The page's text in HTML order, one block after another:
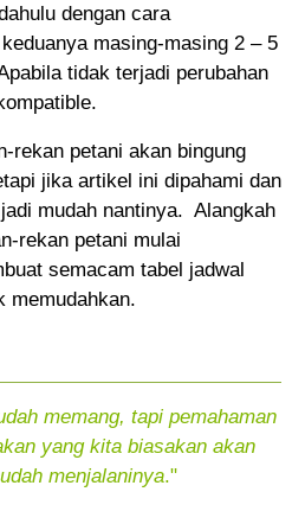
dengan cara
masing-masing 2 – 5
tidak terjadi perubahan
rekan petani akan bingung
jika artikel ini dipahami dan
mudah nantinya. Alangkah
rekan petani mulai
semacam tabel jadwal
memudahkan.
memang, tapi pemahaman
yang kita biasakan akan
menjalaninya."